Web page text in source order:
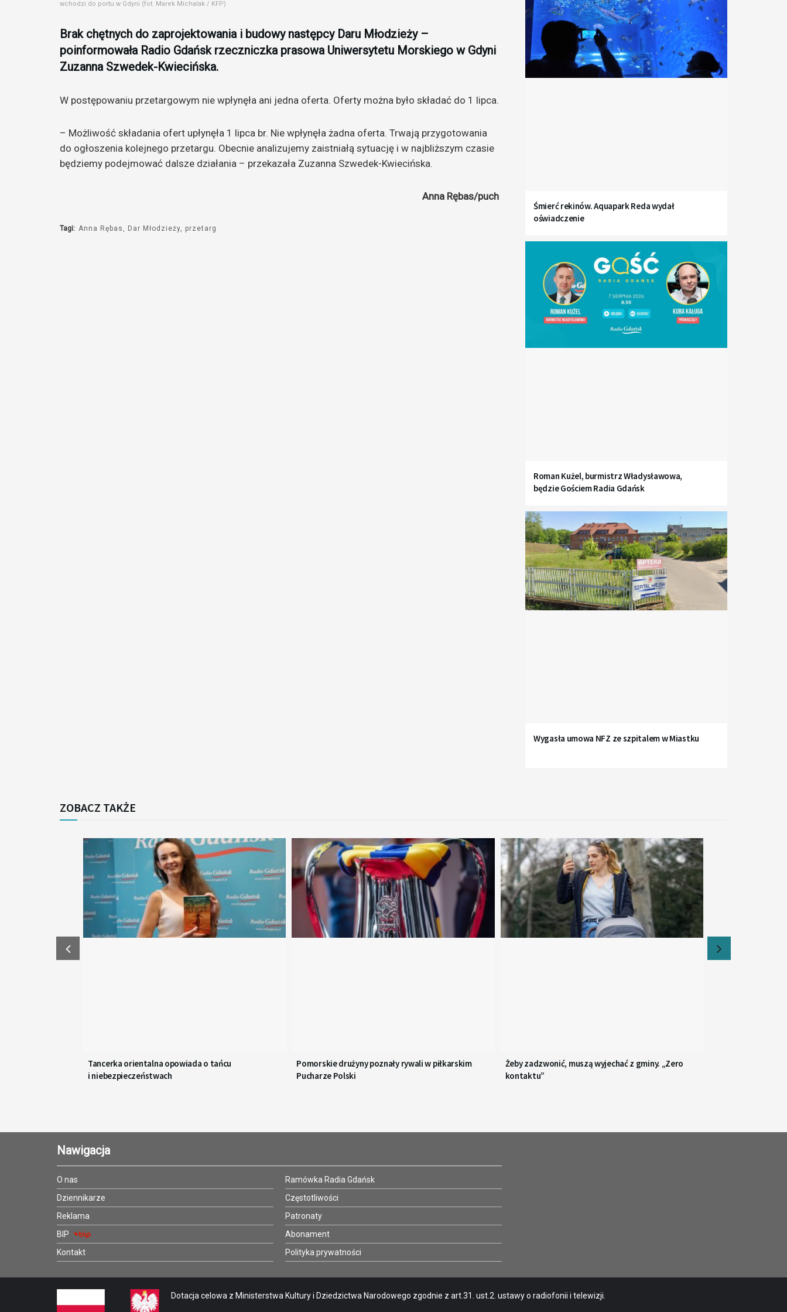
wchodzi do portu w Gdyni (fot. Marek Michalak / KFP)
Brak chętnych do zaprojektowania i budowy następcy Daru Młodzieży –
poinformowała Radio Gdańsk rzeczniczka prasowa Uniwersytetu Morskiego w Gdyni
Zuzanna Szwedek-Kwiecińska.
W postępowaniu przetargowym nie wpłynęła ani jedna oferta. Oferty można było składać do 1 lipca.
– Możliwość składania ofert upłynęła 1 lipca br. Nie wpłynęła żadna oferta. Trwają przygotowania
do ogłoszenia kolejnego przetargu. Obecnie analizujemy zaistniałą sytuację i w najbliższym czasie
będziemy podejmować dalsze działania – przekazała Zuzanna Szwedek-Kwiecińska.
Anna Rębas/puch
Tagi: Anna Rębas Dar Młodzieży przetarg
Śmierć rekinów. Aquapark Reda wydał
oświadczenie
Roman Kużel, burmistrz Władysławowa,
będzie Gościem Radia Gdańsk
Wygasła umowa NFZ ze szpitalem w Miastku
ZOBACZ TAKŻE
Tancerka orientalna opowiada o tańcu
i niebezpieczeństwach
Pomorskie drużyny poznały rywali w piłkarskim
Pucharze Polski
Żeby zadzwonić, muszą wyjechać z gminy. „Zero
kontaktu”
Nawigacja
O nas
Dziennikarze
Reklama
BIP
Kontakt
Ramówka Radia Gdańsk
Częstotliwości
Patronaty
Abonament
Polityka prywatności
Dotacja celowa z Ministerstwa Kultury i Dziedzictwa Narodowego zgodnie z art.31. ust.2. ustawy o radiofonii i telewizji.